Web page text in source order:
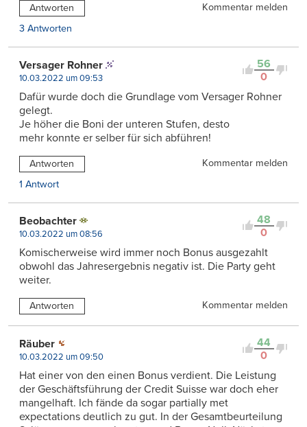
Antworten
Kommentar melden
3 Antworten
56
0
Versager Rohner
10.03.2022 um 09:53
Dafür wurde doch die Grundlage vom Versager Rohner
gelegt.
Je höher die Boni der unteren Stufen, desto
mehr konnte er selber für sich abführen!
Antworten
Kommentar melden
1 Antwort
48
0
Beobachter
10.03.2022 um 08:56
Komischerweise wird immer noch Bonus ausgezahlt
obwohl das Jahresergebnis negativ ist. Die Party geht
weiter.
Antworten Kommentar melden
44
0
Räuber
10.03.2022 um 09:50
Hat einer von den einen Bonus verdient. Die Leistung
der Geschäftsführung der Credit Suisse war doch eher
mangelhaft. Ich fände da sogar partially met
expectations deutlich zu gut. In der Gesamtbeurteilung